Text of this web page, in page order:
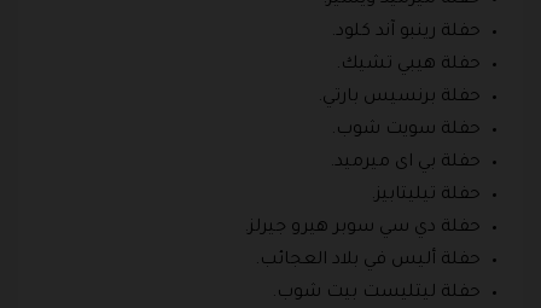
حفلة رينبو آند كلود.
حفلة هيبي تشيك.
حفلة برنسيس بارتي.
حفلة سويت شوب.
حفلة بي اى ميرميد.
حفلة تيليتابيز.
حفلة دي سي سوبر هيرو جيرلز.
حفلة أليس في بلاد العجائب.
حفلة ليتليست بيت شوب.